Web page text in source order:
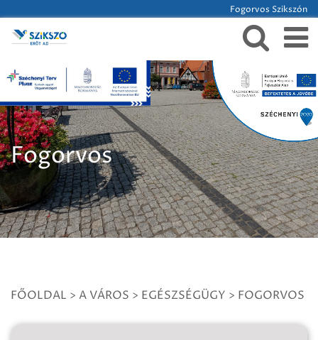
Fogorvos Szikszón
Fogorvos
FŐOLDAL > A VÁROS > EGÉSZSÉGÜGY > FOGORVOS